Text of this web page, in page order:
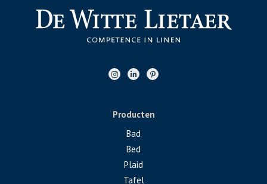
Producten
Bad
Bed
Plaid
Tafel